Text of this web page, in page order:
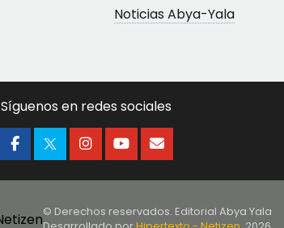
Noticias Abya-Yala
Síguenos en redes sociales
© Derechos reservados. Editorial Abya Yala